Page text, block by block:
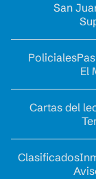
San
Policiales
El
Cartas del
Clasificados